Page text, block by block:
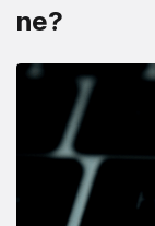
ne?